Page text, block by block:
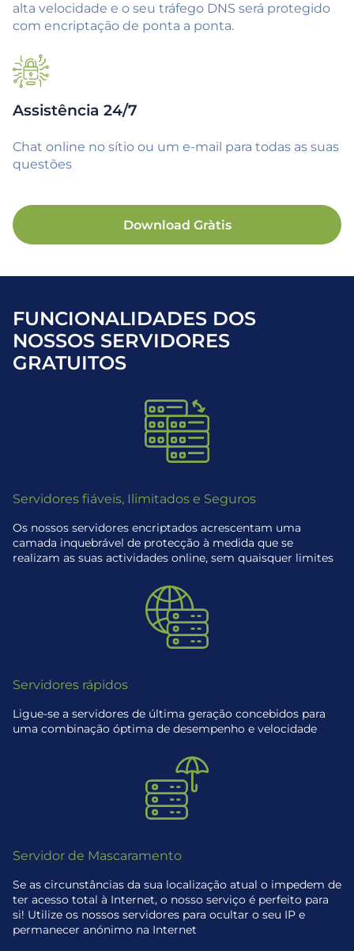
alta velocidade e o seu tráfego DNS será protegido
com encriptação de ponta a ponta.
Assistência 24/7
Chat online no sítio ou um e-mail para todas as suas
questões
Download Gràtis
FUNCIONALIDADES DOS
NOSSOS SERVIDORES
GRATUITOS
Servidores fiáveis, Ilimitados e Seguros
Os nossos servidores encriptados acrescentam uma
camada inquebrável de protecção à medida que se
realizam as suas actividades online, sem quaisquer limites
Servidores rápidos
Ligue-se a servidores de última geração concebidos para
uma combinação óptima de desempenho e velocidade
Servidor de Mascaramento
Se as circunstâncias da sua localização atual o impedem de
ter acesso total à Internet, o nosso serviço é perfeito para
si! Utilize os nossos servidores para ocultar o seu IP e
permanecer anónimo na Internet